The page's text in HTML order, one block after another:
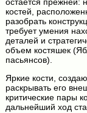
костей,
разобрать
требует умения
деталей и
объем костяшек
пасьянсов).
Яркие кости,
раскрывать его
критические пары
дальнейший ход